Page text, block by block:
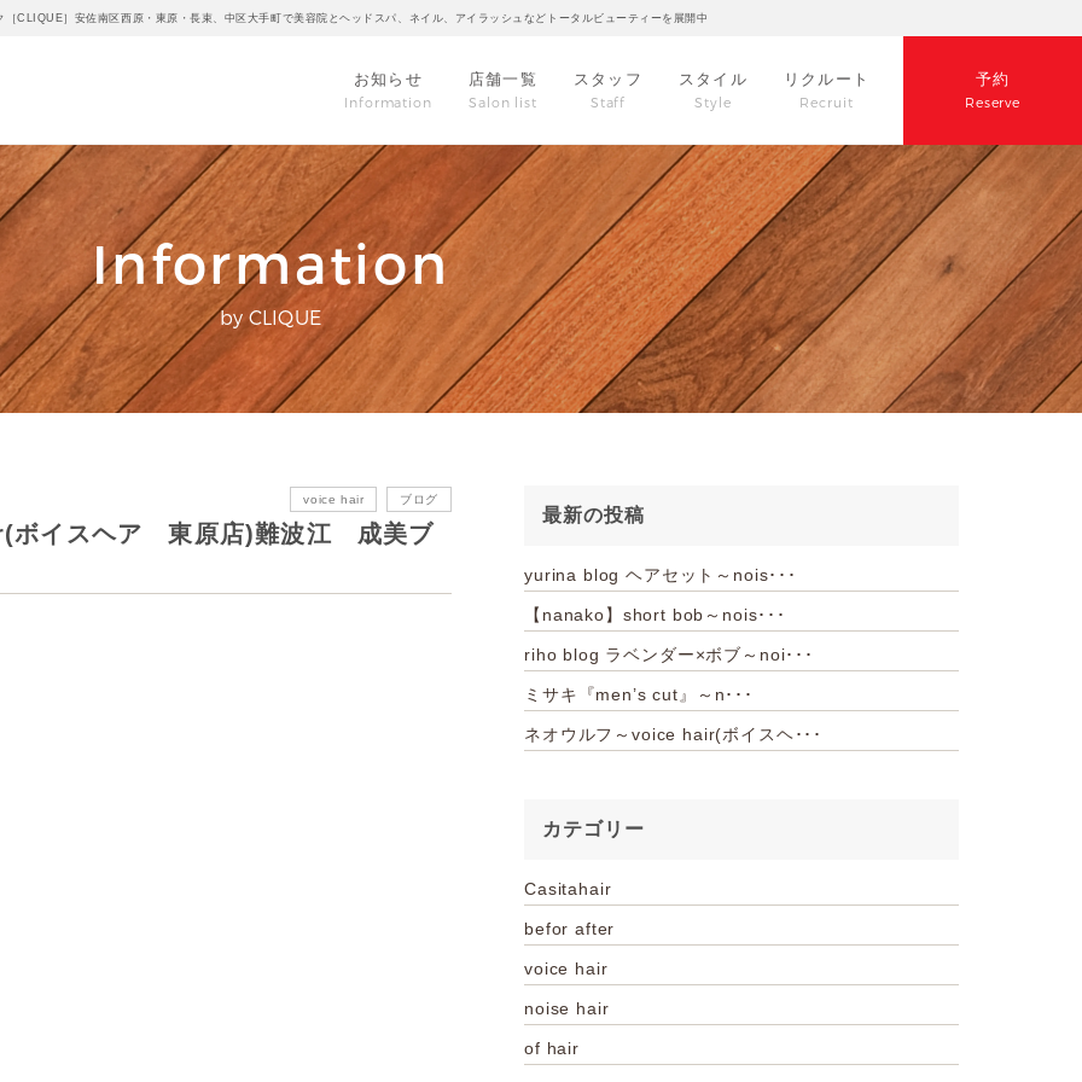
［CLIQUE］安佐南区西原・東原・長束、中区大手町で美容院とヘッドスパ、ネイル、アイラッシュなどトータルビューティーを展開中
お知らせ
Information
店舗一覧
Salon list
スタッフ
Staff
スタイル
Style
リクルート
Recruit
予約
Reserve
Information
by CLIQUE
voice hair ブログ
イスヘア 東原店)難波江 成美ブ
最新の投稿
yurina blog ヘアセット～nois･･･
【nanako】short bob～nois･･･
riho blog ラベンダー×ボブ～noi･･･
ミサキ『men’s cut』～n･･･
ネオウルフ～voice hair(ボイスヘ･･･
カテゴリー
Casitahair
befor after
voice hair
noise hair
of hair